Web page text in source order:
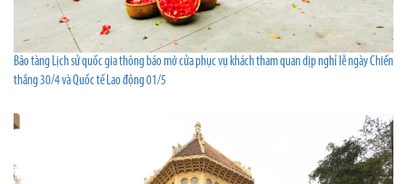
Bảo tàng Lịch sử quốc gia thông báo mở cửa phục vụ khách tham quan dịp nghỉ lễ ngày Chiến
thắng 30/4 và Quốc tế Lao động 01/5